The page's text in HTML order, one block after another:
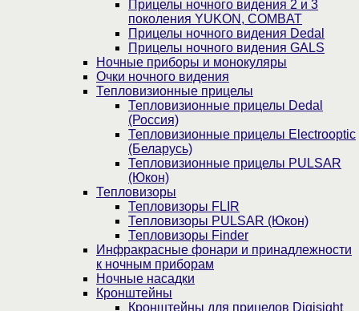
Прицелы ночного видения 2 и 3
поколения YUKON, COMBAT
Прицелы ночного видения Dedal
Прицелы ночного видения GALS
Ночные приборы и монокуляры
Очки ночного видения
Тепловизионные прицелы
Тепловизионные прицелы Dedal
(Россия)
Тепловизионные прицелы Electrooptic
(Беларусь)
Тепловизионные прицелы PULSAR
(Юкон)
Тепловизоры
Тепловизоры FLIR
Тепловизоры PULSAR (Юкон)
Тепловизоры Finder
Инфракрасные фонари и принадлежности
к ночным приборам
Ночные насадки
Кронштейны
Кронштейны для прицелов Digisight